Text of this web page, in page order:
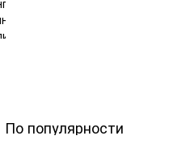
По популярности